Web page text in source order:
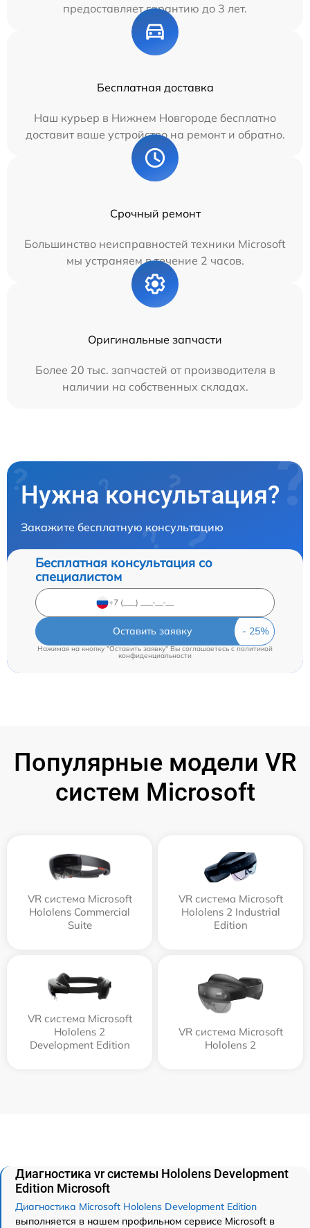
предоставляет гарантию до 3 лет.
Бесплатная доставка
Наш курьер в Нижнем Новгороде бесплатно
доставит ваше устройство на ремонт и обратно.
Срочный ремонт
Большинство неисправностей техники Microsoft
мы устраняем в течение 2 часов.
Оригинальные запчасти
Более 20 тыс. запчастей от производителя в
наличии на собственных складах.
Нужна консультация?
Закажите бесплатную консультацию
Бесплатная консультация со
специалистом
Оставить заявку
Нажимая на кнопку "Оставить заявку" Вы соглашаетесь cполитикой
конфиденциальности
Популярные модели VR
систем Microsoft
VR система Microsoft
Hololens Commercial
Suite
VR система Microsoft
Hololens 2 Industrial
Edition
VR система Microsoft
Hololens 2
Development Edition
VR система Microsoft
Hololens 2
Диагностика vr системы Hololens Development
Edition Microsoft
Диагностика Microsoft Hololens Development Edition
выполняется в нашем профильном сервисе Microsoft в